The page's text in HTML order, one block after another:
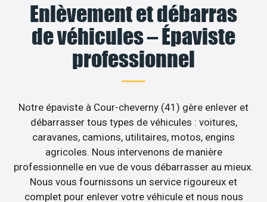
Enlèvement et débarras
de véhicules – Épaviste
professionnel
Notre épaviste à Cour-cheverny (41) gère enlever et
débarrasser tous types de véhicules : voitures,
caravanes, camions, utilitaires, motos, engins
agricoles. Nous intervenons de manière
professionnelle en vue de vous débarrasser au mieux.
Nous vous fournissons un service rigoureux et
complet pour enlever votre véhicule et nous nous